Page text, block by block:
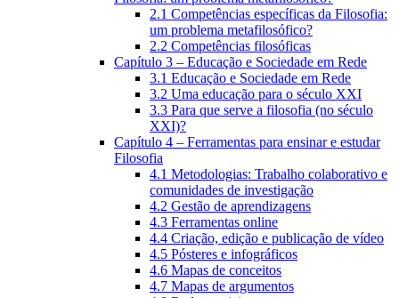
2.1 Competências específicas da Filosofia:
um problema metafilosófico?
2.2 Competências filosóficas
Capítulo 3 – Educação e Sociedade em Rede
3.1 Educação e Sociedade em Rede
3.2 Uma educação para o século XXI
3.3 Para que serve a filosofia (no século
XXI)?
Capítulo 4 – Ferramentas para ensinar e estudar
Filosofia
4.1 Metodologias: Trabalho colaborativo e
comunidades de investigação
4.2 Gestão de aprendizagens
4.3 Ferramentas online
4.4 Criação, edição e publicação de vídeo
4.5 Pósteres e infográficos
4.6 Mapas de conceitos
4.7 Mapas de argumentos